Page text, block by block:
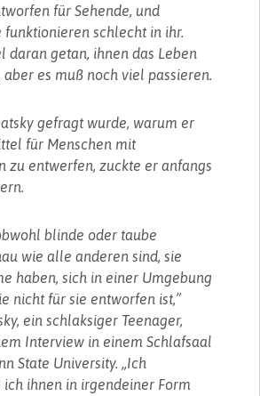
für Sehende, und
funktionieren schlecht in ihr.
daran getan, ihnen das Leben
es muß noch viel passieren.
gefragt wurde, warum er
für Menschen mit
zu entwerfen, zuckte er anfangs
blinde oder taube
wie alle anderen sind, sie
haben, sich in einer Umgebung
nicht für sie entworfen ist,”
ein schlaksiger Teenager,
Interview in einem Schlafsaal
State University. „Ich
ich ihnen in irgendeiner Form